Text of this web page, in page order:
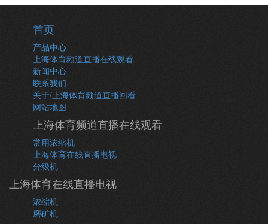
首页
产品中心
上海体育频道直播在线观看
新闻中心
联系我们
关于/上海体育频道直播回看
网站地图
上海体育频道直播在线观看
常用浓缩机
上海体育在线直播电视
分级机
上海体育在线直播电视
浓缩机
磨矿机